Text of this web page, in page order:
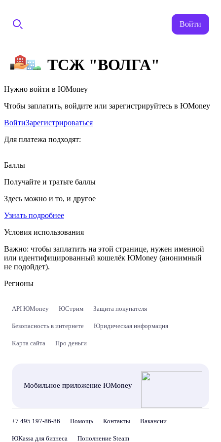
Войти
ТСЖ "ВОЛГА"
Нужно войти в ЮMoney
Чтобы заплатить, войдите или зарегистрируйтесь в ЮMoney
ВойтиЗарегистрироваться
Для платежа подходят:
Баллы
Получайте и тратьте баллы
Здесь можно и то, и другое
Узнать подробнее
Условия использования
Важно: чтобы заплатить на этой странице, нужен именной
или идентифицированный кошелёк ЮMoney (анонимный
не подойдет).
Регионы
API ЮMoney ЮСтрим Защита покупателя
Безопасность в интернете Юридическая информация
Карта сайта Про деньги
Мобильное приложение ЮMoney
+7 495 197-86-86 Помощь Контакты Вакансии
ЮKassa для бизнеса Пополнение Steam